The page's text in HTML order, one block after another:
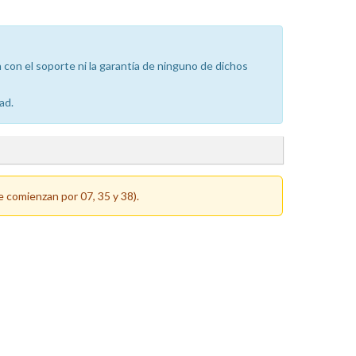
el soporte ni la garantía de ninguno de dichos
por 07, 35 y 38).